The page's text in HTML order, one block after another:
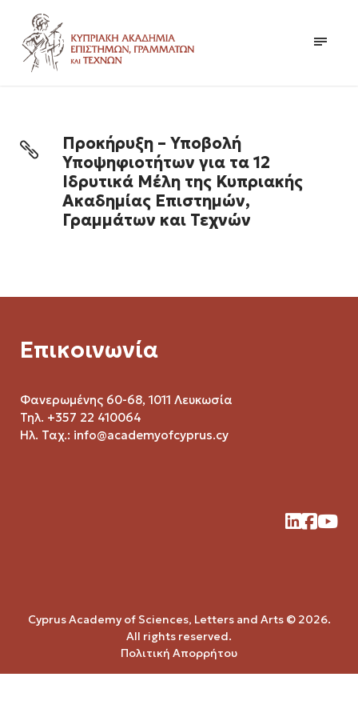
Προκήρυξη – Υποβολή
Υποψηφιοτήτων για τα 12
Ιδρυτικά Μέλη της Κυπριακής
Ακαδημίας Επιστημών,
Γραμμάτων και Τεχνών
Επικοινωνία
Φανερωμένης 60-68, 1011 Λευκωσία
Τηλ. +357 22 410064
Ηλ. Ταχ.: info@academyofcyprus.cy
Cyprus Academy of Sciences, Letters and Arts © 2026.
All rights reserved.
Πολιτική Απορρήτου